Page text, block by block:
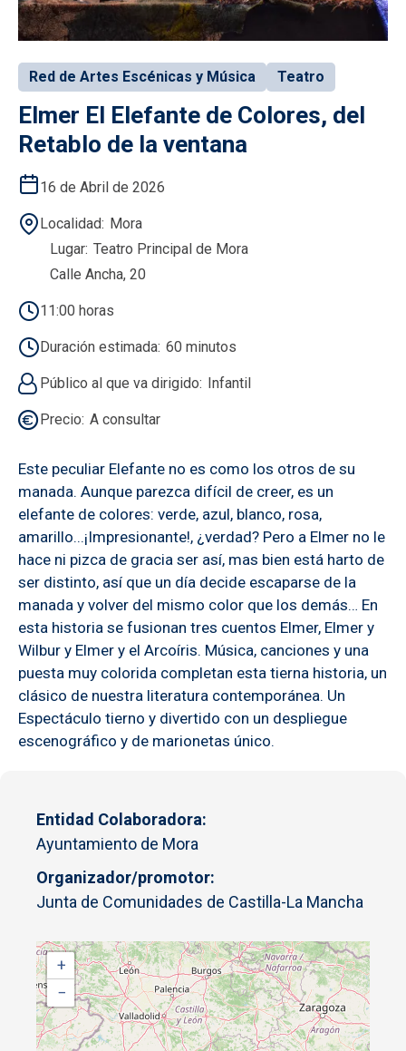
Red de Artes Escénicas y Música Teatro
Elmer El Elefante de Colores, del
Retablo de la ventana
16 de Abril de 2026
Localidad Mora
Lugar Teatro Principal de Mora
Calle Ancha, 20
11:00 horas
Duración estimada 60 minutos
Público al que va dirigido Infantil
Precio A consultar
Este peculiar Elefante no es como los otros de su
manada. Aunque parezca difícil de creer, es un
elefante de colores: verde, azul, blanco, rosa,
amarillo...¡Impresionante!, ¿verdad? Pero a Elmer no le
hace ni pizca de gracia ser así, mas bien está harto de
ser distinto, así que un día decide escaparse de la
manada y volver del mismo color que los demás… En
esta historia se fusionan tres cuentos Elmer, Elmer y
Wilbur y Elmer y el Arcoíris. Música, canciones y una
puesta muy colorida completan esta tierna historia, un
clásico de nuestra literatura contemporánea. Un
Espectáculo tierno y divertido con un despliegue
escenográfico y de marionetas único.
Entidad Colaboradora
Ayuntamiento de Mora
Organizador/promotor
Junta de Comunidades de Castilla-La Mancha
+
−